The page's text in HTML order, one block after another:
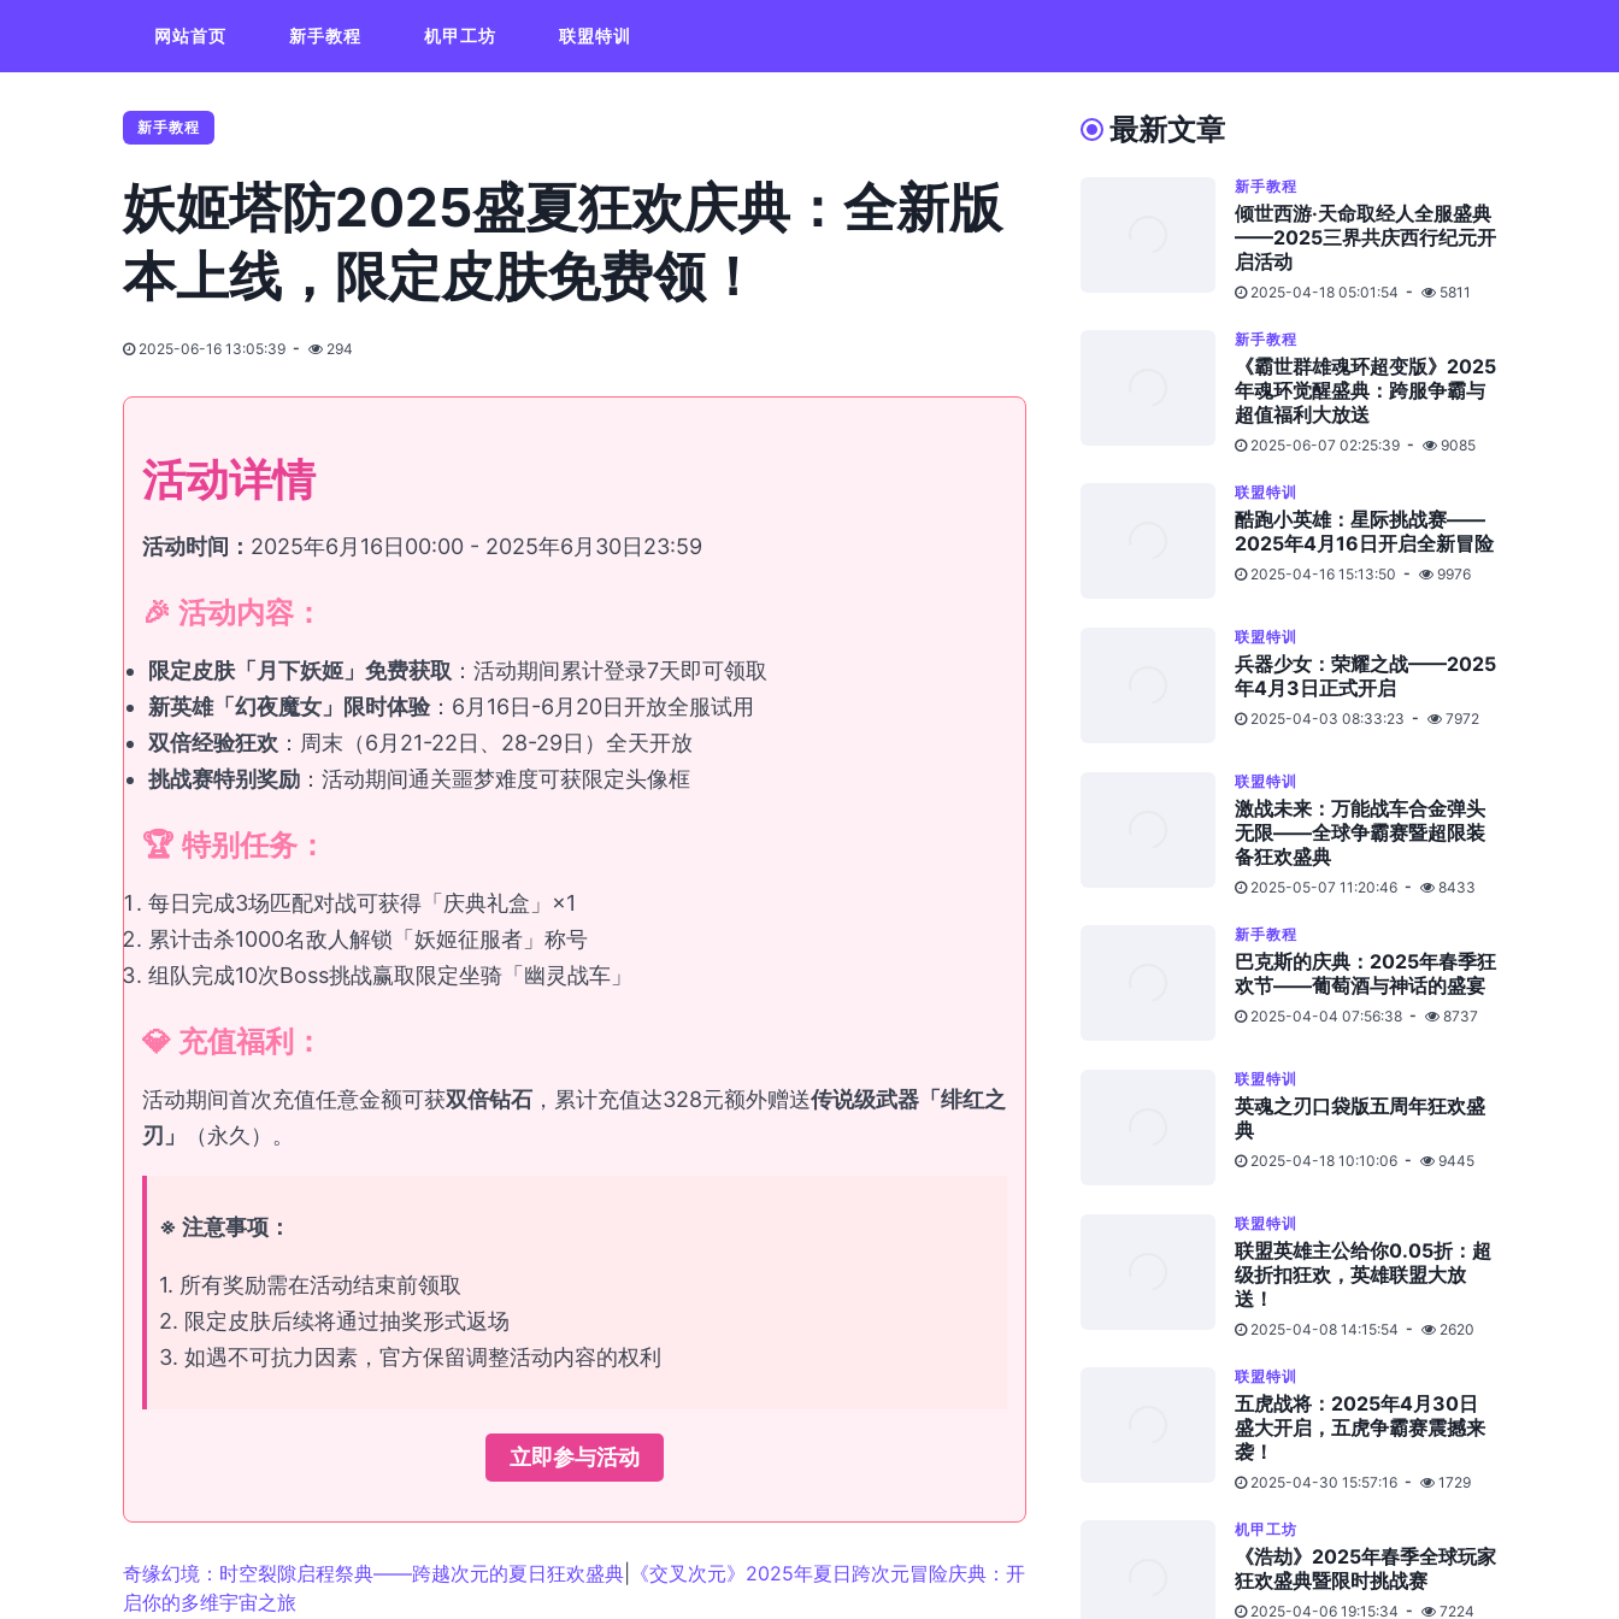
网站首页 新手教程 机甲工坊 联盟特训
新手教程
妖姬塔防2025盛夏狂欢庆典：全新版
本上线，限定皮肤免费领！
2025-06-16 13:05:39 294
活动详情
活动时间： 2025年6月16日00:00 - 2025年6月30日23:59
🎉 活动内容：
限定皮肤「月下妖姬」免费获取 ：活动期间累计登录7天即可领取
新英雄「幻夜魔女」限时体验：6月16日-6月20日开放全服试用
双倍经验狂欢 ：周末（6月21-22日、28-29日）全天开放
挑战赛特别奖励：活动期间通关噩梦难度可获限定头像框
🏆 特别任务：
每日完成3场匹配对战可获得「庆典礼盒」×1
累计击杀1000名敌人解锁「妖姬征服者」称号
组队完成10次Boss挑战赢取限定坐骑「幽灵战车」
💎 充值福利：
活动期间首次充值任意金额可获双倍钻石 ，累计充值达328元额外赠送传说级武器「绯红之
刃」
（永久）。
※ 注意事项：
1. 所有奖励需在活动结束前领取
2. 限定皮肤后续将通过抽奖形式返场
3. 如遇不可抗力因素，官方保留调整活动内容的权利
立即参与活动
奇缘幻境：时空裂隙启程祭典——跨越次元的夏日狂欢盛典
《交叉次元》2025年夏日跨次元冒险庆典：开
启你的多维宇宙之旅
最新文章
新手教程
倾世西游·天命取经人全服盛典
——2025三界共庆西行纪元开
启活动
2025-04-18 05:01:54 5811
新手教程
《霸世群雄魂环超变版》2025
年魂环觉醒盛典：跨服争霸与
超值福利大放送
2025-06-07 02:25:39 9085
联盟特训
酷跑小英雄：星际挑战赛——
2025年4月16日开启全新冒险
2025-04-16 15:13:50 9976
联盟特训
兵器少女：荣耀之战——2025
年4月3日正式开启
2025-04-03 08:33:23 7972
联盟特训
激战未来：万能战车合金弹头
无限——全球争霸赛暨超限装
备狂欢盛典
2025-05-07 11:20:46 8433
新手教程
巴克斯的庆典：2025年春季狂
欢节——葡萄酒与神话的盛宴
2025-04-04 07:56:38 8737
联盟特训
英魂之刃口袋版五周年狂欢盛
典
2025-04-18 10:10:06 9445
联盟特训
联盟英雄主公给你0.05折：超
级折扣狂欢，英雄联盟大放
送！
2025-04-08 14:15:54 2620
联盟特训
五虎战将：2025年4月30日
盛大开启，五虎争霸赛震撼来
袭！
2025-04-30 15:57:16 1729
机甲工坊
《浩劫》2025年春季全球玩家
狂欢盛典暨限时挑战赛
2025-04-06 19:15:34 7224